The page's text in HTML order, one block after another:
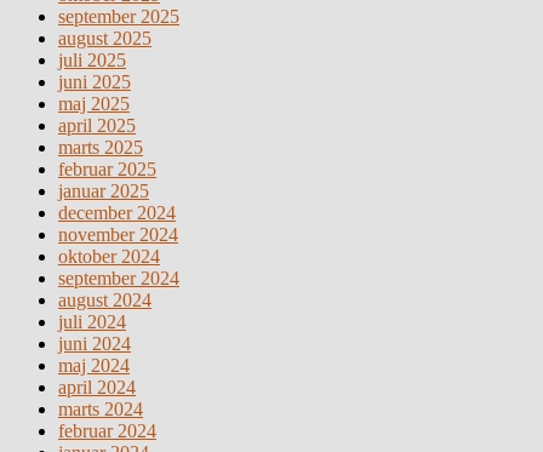
september 2025
august 2025
juli 2025
juni 2025
maj 2025
april 2025
marts 2025
februar 2025
januar 2025
december 2024
november 2024
oktober 2024
september 2024
august 2024
juli 2024
juni 2024
maj 2024
april 2024
marts 2024
februar 2024